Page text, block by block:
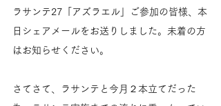
ラサンテ27「アズラエル」ご参加の皆様、本
日シェアメールをお送りしました。未着の方
はお知らせください。
さてさて、ラサンテと今月２本立てだった